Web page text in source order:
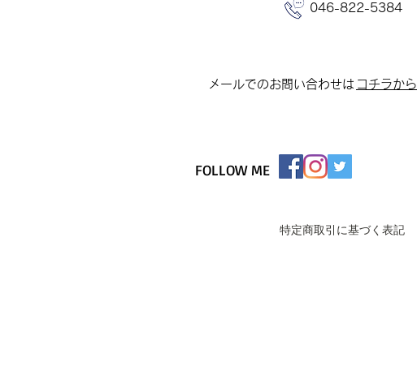
​メールでのお問い合わせは ​コチラから
046-822-5384
FOLLOW ME
特定商取引に基づく表記